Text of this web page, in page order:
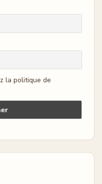
la politique de